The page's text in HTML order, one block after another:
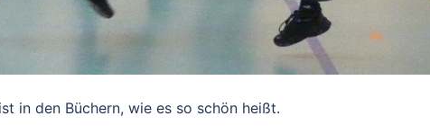
in den Büchern, wie es so schön heißt.